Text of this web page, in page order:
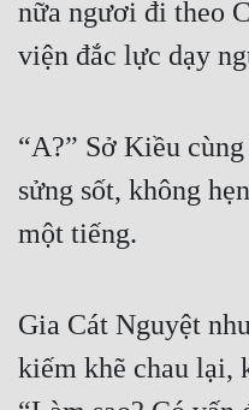
nữa ngươi đi theo
viện đắc lực dạy
“A?” Sở Kiều
sửng sốt, không
một tiếng.
Gia Cát Nguyệt
kiếm khẽ chau lại,